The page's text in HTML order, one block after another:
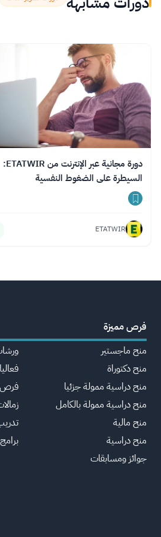
دورة مجانية عبر الإنترنت من ETATWIR:
السيطرة على الضغوط النفسية
ETATWIR
فرص مميزة
منح ماجستير
منح دكتوراة
منح دراسية ممولة جزئيا
منح دراسية ممولة بالكامل
منح مالية
منح دراسية
جوائز ومسابقات